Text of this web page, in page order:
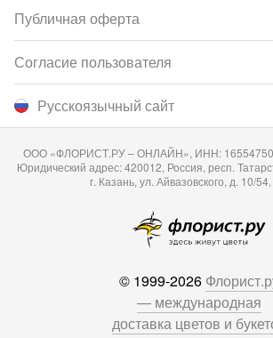
Русскоязычный сайт
Публичная оферта
Согласие пользователя
ООО «ФЛОРИСТ.РУ – ОНЛАЙН», ИНН:
Юридический адрес: 420012, Россия, респ.
г. Казань, ул. Айвазовского, д. 10/
© 1999-2026
— международная
доставка цветов и